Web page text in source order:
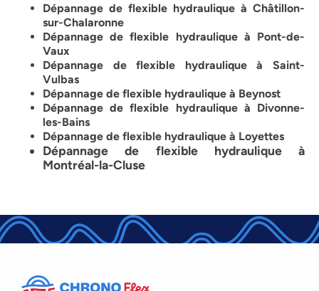
Dépannage de flexible hydraulique à Châtillon-
sur-Chalaronne
Dépannage de flexible hydraulique à Pont-de-
Vaux
Dépannage de flexible hydraulique à Saint-
Vulbas
Dépannage de flexible hydraulique à Beynost
Dépannage de flexible hydraulique à Divonne-
les-Bains
Dépannage de flexible hydraulique à Loyettes
Dépannage de flexible hydraulique à
Montréal-la-Cluse